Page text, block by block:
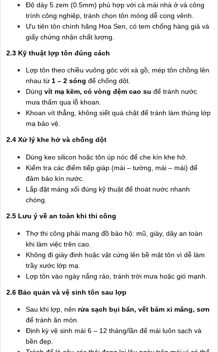
Độ dày 5 zem (0.5mm) phù hợp với cả mái nhà ở và công
trình công nghiệp, tránh chọn tôn mỏng dễ cong vênh.
Ưu tiên tôn chính hãng Hoa Sen, có tem chống hàng giả và
giấy chứng nhận chất lượng.
2.3 Kỹ thuật lợp tôn đúng cách
Lợp tôn theo chiều vuông góc với xà gồ, mép tôn chồng lên
nhau từ 1 – 2 sóng để chống dột.
Dùng vít mạ kẽm, có vòng đệm cao su để tránh nước
mưa thấm qua lỗ khoan.
Khoan vít thẳng, không siết quá chặt để tránh làm thủng lớp
mạ bảo vệ.
2.4 Xử lý khe hở và chống dột
Dùng keo silicon hoặc tôn úp nóc để che kín khe hở.
Kiểm tra các điểm tiếp giáp (mái – tường, mái – mái) để
đảm bảo kín nước.
Lắp đặt máng xối đúng kỹ thuật để thoát nước nhanh
chóng.
2.5 Lưu ý về an toàn khi thi công
Thợ thi công phải mang đồ bảo hộ: mũ, giày, dây an toàn
khi làm việc trên cao.
Không đi giày đinh hoặc vật cứng lên bề mặt tôn vì dễ làm
trầy xước lớp mạ.
Lợp tôn vào ngày nắng ráo, tránh trời mưa hoặc gió mạnh.
2.6 Bảo quản và vệ sinh tôn sau lợp
Sau khi lợp, nên rửa sạch bụi bẩn, vết bám xi măng, sơn
để tránh ăn mòn.
Định kỳ vệ sinh mái 6 – 12 tháng/lần để mái luôn sạch và
bền đẹp.